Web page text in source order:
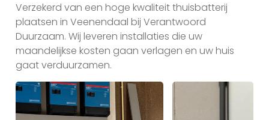
Verzekerd van een hoge kwaliteit thuisbatterij
plaatsen in Veenendaal bij Verantwoord
Duurzaam. Wij leveren installaties die uw
maandelijkse kosten gaan verlagen en uw huis
gaat verduurzamen.